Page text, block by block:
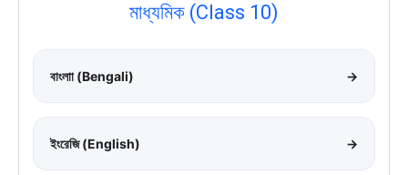
মাধ্যমিক (Class 10)
বাংলাা (Bengali) →
ইংরেজি (English) →